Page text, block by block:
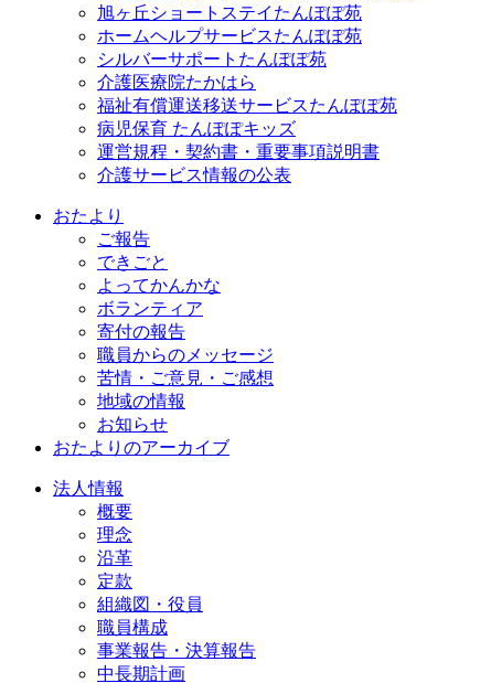
旭ヶ丘ショートステイたんぽぽ苑
ホームヘルプサービスたんぽぽ苑
シルバーサポートたんぽぽ苑
介護医療院たかはら
福祉有償運送移送サービスたんぽぽ苑
病児保育 たんぽぽキッズ
運営規程・契約書・重要事項説明書
介護サービス情報の公表
おたより
ご報告
できごと
よってかんかな
ボランティア
寄付の報告
職員からのメッセージ
苦情・ご意見・ご感想
地域の情報
お知らせ
おたよりのアーカイブ
法人情報
概要
理念
沿革
定款
組織図・役員
職員構成
事業報告・決算報告
中長期計画